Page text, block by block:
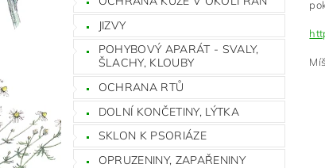
JIZVY
POHYBOVÝ APARÁT - SVALY,
ŠLACHY, KLOUBY
OCHRANA RTŮ
DOLNÍ KONČETINY, LÝTKA
SKLON K PSORIÁZE
OPRUZENINY, ZAPAŘENINY